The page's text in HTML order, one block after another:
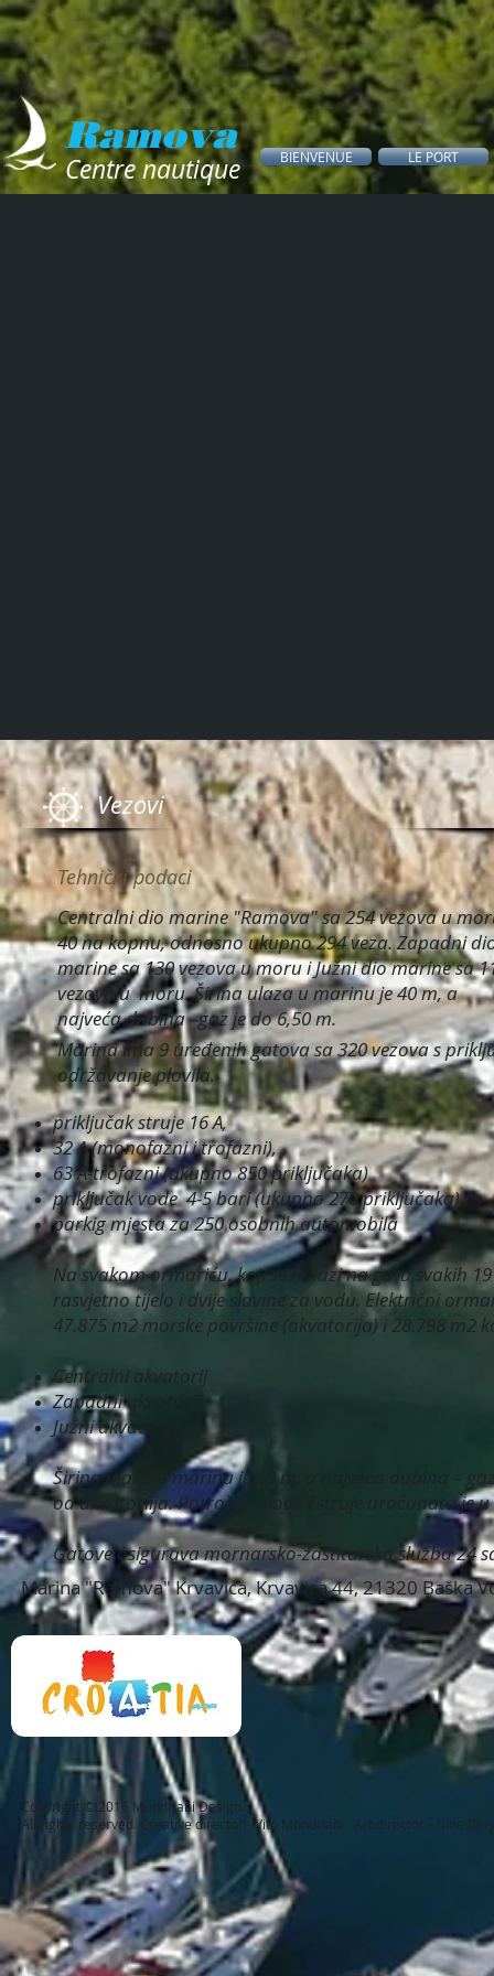
Ramova
Centre nautique BIENVENUE LE PORT
Vezovi
Tehnički podaci
Centralni dio marine "Ramova" sa 254 vezova u
40 na kopnu, odnosno ukupno 294 veza. Zapadni
marine sa 130 vezova u moru i Južni dio marine sa
vezova u moru. Širina ulaza u marinu je 40 m, a
najveća dubina –gaz je do 6,50 m.
priključak struje 16 A,
32 A (monofazni i trofazni),
63 A-trofazni (ukupno 850 priključaka)
priključak vode 4-5 bari (ukupno 270 priključaka)
parkig mjesta za 250 osobnih automobila
Na svakom ormariću, koji se nalazi na gatu svakih
rasvjetno tijelo i dvije slavine za vodu. Električni
47.875 m2 morske površine (akvatorija) i 28.798
Centralni akvatorij
Zapadni akvatorij
Južni akvatorij
Širina ulaza u marinu je 40 m, a najveća dubina –
od akvatoriija. Potrošnja vode i struje uračunata je u
Gatove osigurava mornarsko-zaštitarska služba 24
Marina ima 9 uređenih gatova sa 320 vezova s
održavanje plovila.
Marina "Ramova" Krvavica, Krvavica 44, 21320 Baška
Copyright © 2016 Mondriani Design.
All rights reserved. Creative director - Vito Mondriani . Art director - Nina